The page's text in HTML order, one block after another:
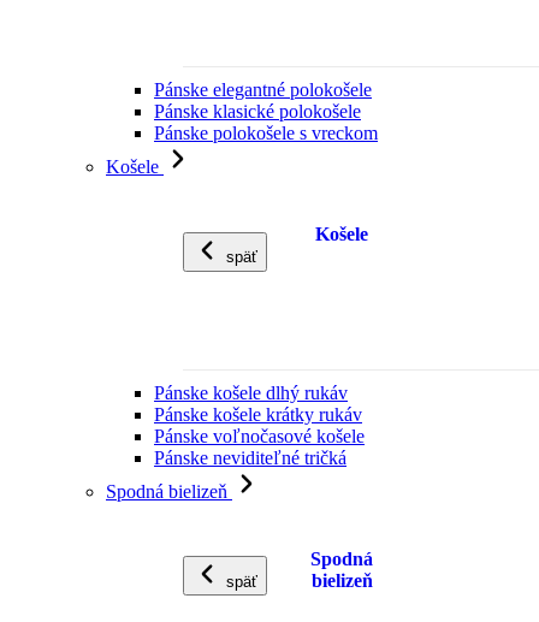
Pánske elegantné polokošele
Pánske klasické polokošele
Pánske polokošele s vreckom
Košele
späť
Košele
Pánske košele dlhý rukáv
Pánske košele krátky rukáv
Pánske voľnočasové košele
Pánske neviditeľné tričká
Spodná bielizeň
späť
Spodná
bielizeň